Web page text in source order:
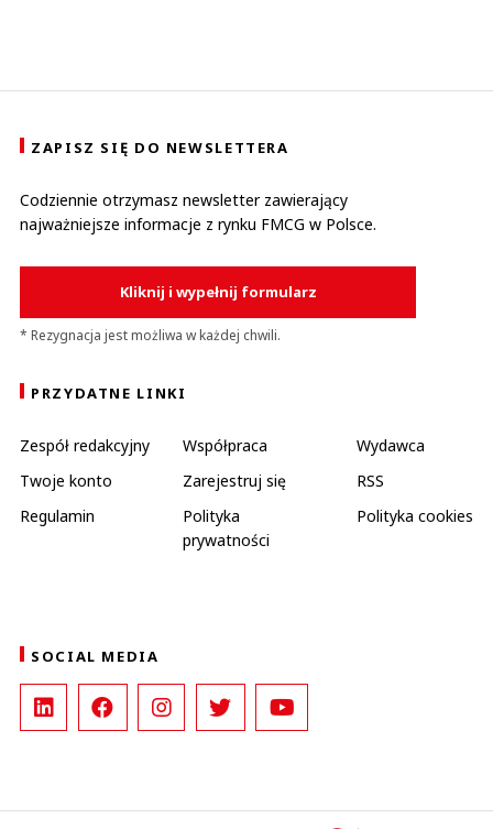
ZAPISZ SIĘ DO NEWSLETTERA
Codziennie otrzymasz newsletter zawierający
najważniejsze informacje z rynku FMCG w Polsce.
Kliknij i wypełnij formularz
* Rezygnacja jest możliwa w każdej chwili.
PRZYDATNE LINKI
Zespół redakcyjny Współpraca
Wydawca
Twoje konto
Zarejestruj się
RSS
Regulamin
Polityka
prywatności
Polityka cookies
SOCIAL MEDIA